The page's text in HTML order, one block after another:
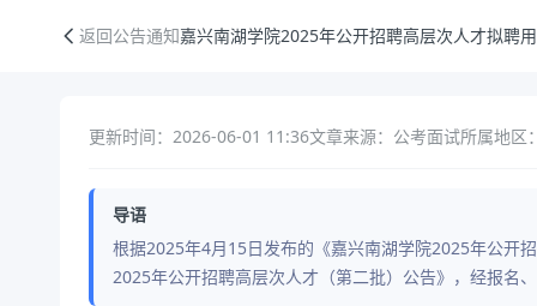
返回公告通知嘉兴南湖学院2025年公开招聘高层次人才拟聘
更新时间：2026-06-01 11:36文章来源：公考面试所属地区
导语
根据2025年4月15日发布的《嘉兴南湖学院2025年公开
2025年公开招聘高层次人才（第二批）公告》，经报名